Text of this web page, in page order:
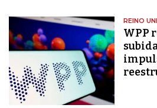
REINO
WPP